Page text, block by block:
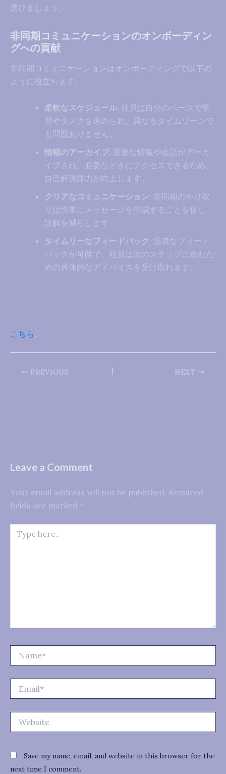
選びましょう。
非同期コミュニケーションのオンボーディン
グへの貢献
非同期コミュニケーションはオンボーディングで以下の
ように役立ちます。
柔軟なスケジュール: 社員は自分のペースで学
習やタスクを進められ、異なるタイムゾーンで
も問題ありません。
情報のアーカイブ: 重要な情報や会話がアーカ
イブされ、必要なときにアクセスできるため、
自己解決能力が向上します。
クリアなコミュニケーション: 非同期のやり取
りは慎重にメッセージを作成することを促し、
誤解を減らします。
タイムリーなフィードバック: 迅速なフィード
バックが可能で、社員は次のステップに進むた
めの具体的なアドバイスを受け取れます。
こちら
PREVIOUS NEXT
Leave a Comment
Your email address will not be published. Required
fields are marked *
here..
Save my name, email, and website in this browser for the
next time I comment.